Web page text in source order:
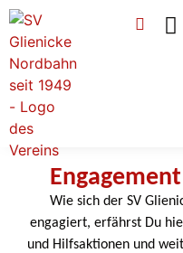
Wie sich der SV
engagiert, erfährst Du
und Hilfsaktionen und